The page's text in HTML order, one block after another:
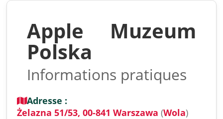
Apple Muzeum
Polska
Informations pratiques
Adresse :
Żelazna 51/53, 00-841 Warszawa (Wola)